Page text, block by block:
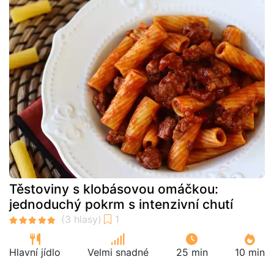
Těstoviny s klobásovou omáčkou:
jednoduchý pokrm s intenzivní chutí
Hlavní jídlo Velmi snadné 25 min 10 min